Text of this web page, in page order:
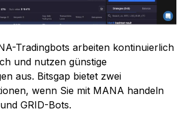
Tradingbots arbeiten kontinuierlich
und nutzen günstige
aus. Bitsgap bietet zwei
wenn Sie mit MANA handeln
GRID-Bots.